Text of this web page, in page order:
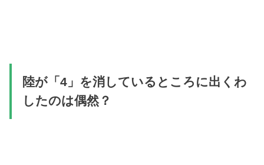
陸が「4」を消しているところに出くわ
したのは偶然？